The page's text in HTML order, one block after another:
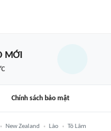
MỚI
Chính sách bảo mật
New Zealand Lào
Tô Lâm